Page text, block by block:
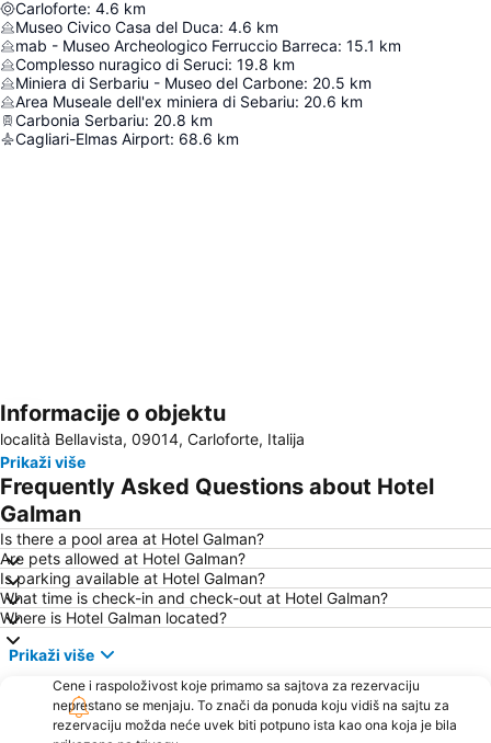
Carloforte: 4.6 km
Museo Civico Casa del Duca: 4.6 km
mab - Museo Archeologico Ferruccio Barreca: 15.1 km
Complesso nuragico di Seruci: 19.8 km
Miniera di Serbariu - Museo del Carbone: 20.5 km
Area Museale dell'ex miniera di Sebariu: 20.6 km
Carbonia Serbariu: 20.8 km
Cagliari-Elmas Airport: 68.6 km
Proširi mapu
Informacije o objektu
località Bellavista, 09014, Carloforte, Italija
Prikaži više
Frequently Asked Questions about Hotel
Galman
Is there a pool area at Hotel Galman?
Are pets allowed at Hotel Galman?
Is parking available at Hotel Galman?
What time is check-in and check-out at Hotel Galman?
Where is Hotel Galman located?
Prikaži više
Cene i raspoloživost koje primamo sa sajtova za rezervaciju
neprestano se menjaju. To znači da ponuda koju vidiš na sajtu za
rezervaciju možda neće uvek biti potpuno ista kao ona koja je bila